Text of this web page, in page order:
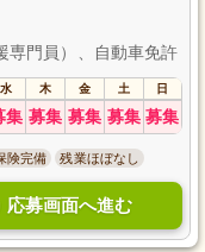
専門員）、自動車免許
水 木 金 土 日
集 募集 募集 募集 募集
険完備 残業ほぼなし
応募画面へ進む